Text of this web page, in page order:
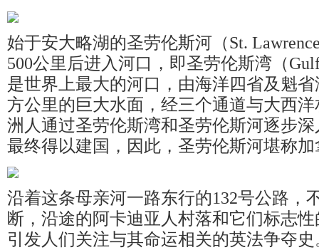
始于安大略湖的圣劳伦斯河（St.
500公里后进入河口，即圣劳伦斯湾（
是世界上最大的河口，由海洋四省及魁
方公里的巨大水面，经三个通道与大西
洲人通过圣劳伦斯湾和圣劳伦斯河逐步
最终得以建国，因此，圣劳伦斯河堪称
沿着这条母亲河一路东行的132号公路，
断，沿途的阿卡迪亚人村落和它们标志
引发人们关注与其命运相关的英法争夺